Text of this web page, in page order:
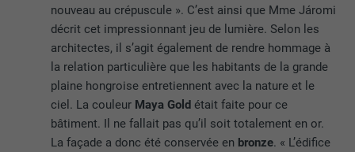
nouveau au crépuscule ». C’est ainsi que Mme Járomi
décrit cet impressionnant jeu de lumière. Selon les
architectes, il s’agit également de rendre hommage à
la relation particulière que les habitants de la grande
plaine hongroise entretiennent avec la nature et le
ciel. La couleur Maya Gold était faite pour ce
bâtiment. Il ne fallait pas qu’il soit totalement en or.
La façade a donc été conservée en bronze. « L’édifice